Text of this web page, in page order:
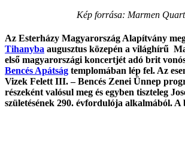
Kép forrása: Marmen
Az Esterházy Magyarország Alapítvány
Tihanyba augusztus közepén a világhírű
első magyarországi koncertjét adó brit
Bencés Apátság templomában lép fel. Az
Vizek Felett III. – Bencés Zenei Ünnep
részeként valósul meg és egyben tiszteleg
születésének 290. évfordulója alkalmából. A